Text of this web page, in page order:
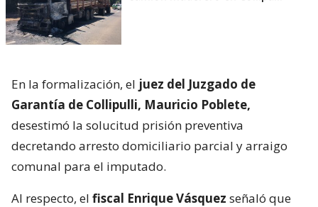
En la formalización, el juez del Juzgado de
Garantía de Collipulli, Mauricio Poblete,
desestimó la solucitud prisión preventiva
decretando arresto domiciliario parcial y arraigo
comunal para el imputado.
Al respecto, el fiscal Enrique Vásquez señaló que